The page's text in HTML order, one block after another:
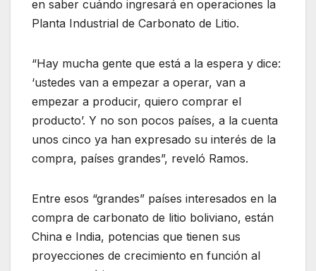
en saber cuándo ingresará en operaciones la
Planta Industrial de Carbonato de Litio.
“Hay mucha gente que está a la espera y dice:
‘ustedes van a empezar a operar, van a
empezar a producir, quiero comprar el
producto’. Y no son pocos países, a la cuenta
unos cinco ya han expresado su interés de la
compra, países grandes”, reveló Ramos.
Entre esos “grandes” países interesados en la
compra de carbonato de litio boliviano, están
China e India, potencias que tienen sus
proyecciones de crecimiento en función al